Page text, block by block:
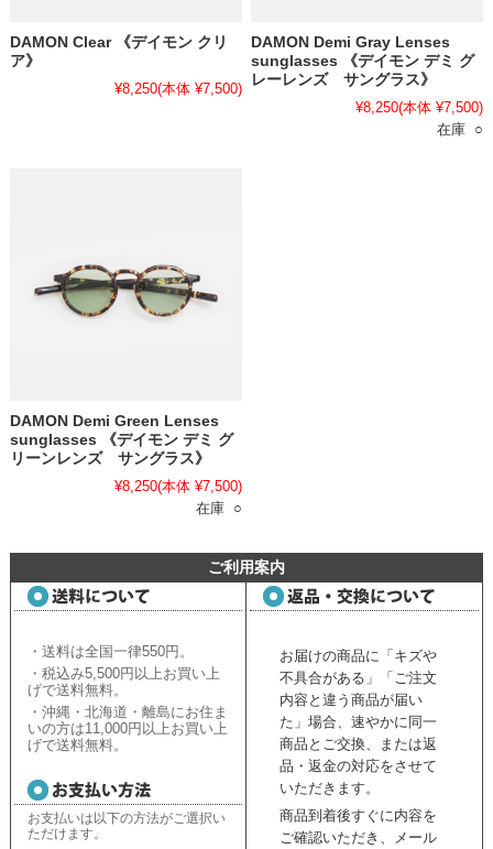
DAMON Clear 《デイモン クリ
ア》
¥8,250(本体 ¥7,500)
DAMON Demi Gray Lenses
sunglasses 《デイモン デミ グ
レーレンズ サングラス》
¥8,250(本体 ¥7,500)
在庫 ○
DAMON Demi Green Lenses
sunglasses 《デイモン デミ グ
リーンレンズ サングラス》
¥8,250(本体 ¥7,500)
在庫 ○
ご利用案内
・送料は全国一律550円。
・税込み5,500円以上お買い上
げで送料無料。
・沖縄・北海道・離島にお住ま
いの方は11,000円以上お買い上
げで送料無料。
お支払いは以下の方法がご選択い
ただけます。
お届けの商品に「キズや
不具合がある」「ご注文
内容と違う商品が届い
た」場合、速やかに同一
商品とご交換、または返
品・返金の対応をさせて
いただきます。
商品到着後すぐに内容を
ご確認いただき、
メール